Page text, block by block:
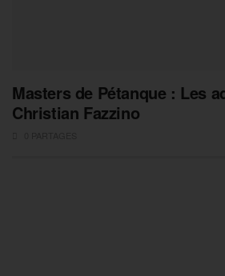
Masters de Pétanque : Les
Christian Fazzino